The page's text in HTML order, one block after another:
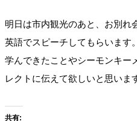
明日は市内観光のあと、お別れ
英語でスピーチしてもらいます。
学んできたことやシーモンキー
レクトに伝えて欲しいと思いま
共有: